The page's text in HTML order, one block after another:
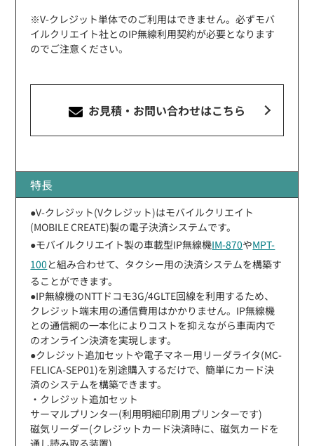
※V-クレジット単体でのご利用はできません。必ずモバ
イルクリエイト社とのIP無線利用契約が必要となります
のでご注意ください。
お見積・お問い合わせはこちら
特長
●V-クレジット(Vクレジット)はモバイルクリエイト
(MOBILE CREATE)製の電子決済システムです。
●モバイルクリエイト製の車載型IP無線機IM-870やMPT-
100と組み合わせて、タクシー用の決済システムを構築す
ることができます。
●IP無線機のNTTドコモ3G/4GLTE回線を利用するため、
クレジット端末用の通信費用はかかりません。IP無線機
との通信網の一本化によりコストを抑えながら車両内で
のオンライン決済を実現します。
●クレジット追加セットや電子マネー用リーダライタ(MC-
FELICA-SEP01)を別途購入するだけで、簡単にカード決
済のシステムを構築できます。
・クレジット追加セット
サーマルプリンター(利用明細印刷用プリンターです)
磁気リーダー(クレジットカード決済時に、磁気カードを
通し読み取る装置)